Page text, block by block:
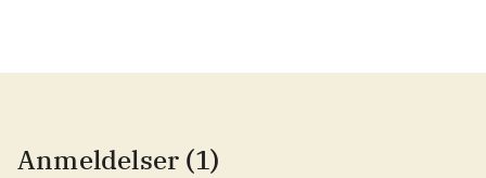
Anmeldelser (1)